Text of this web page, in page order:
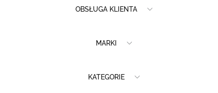
OBSŁUGA KLIENTA
MARKI
KATEGORIE